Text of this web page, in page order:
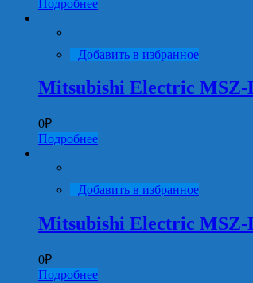
Подробнее
Добавить в избранное
Mitsubishi Electric
0₽
Подробнее
Добавить в избранное
Mitsubishi Electric
0₽
Подробнее